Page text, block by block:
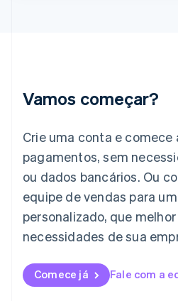
Vamos começar?
Crie uma conta e comece
pagamentos, sem
ou dados bancários. Ou
equipe de vendas para
personalizado, que
necessidades de sua
Comece já Fale com a
日本語English
Liechtenstein
DeutschEnglish
Lituânia
English
Luxemburgo
FrançaisDeutsch English
English简体中文
English
México